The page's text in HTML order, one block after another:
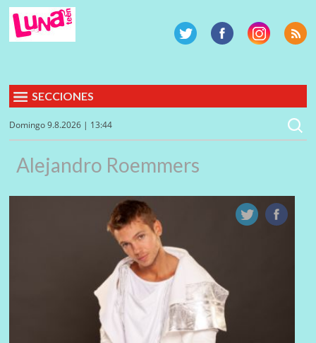
SECCIONES
Domingo 9.8.2026 | 13:44
Alejandro Roemmers